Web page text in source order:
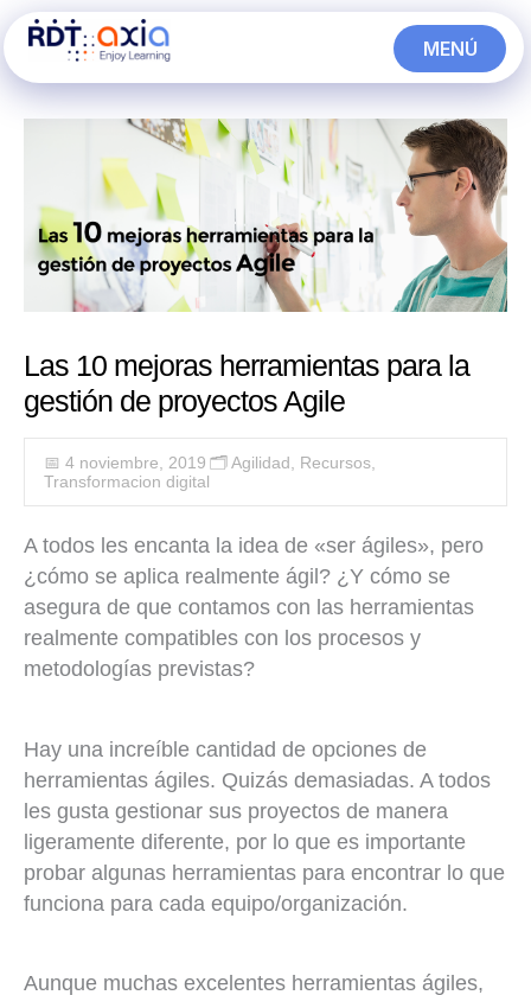
al
MENÚ
CERRAR
Las 10 mejoras herramientas para la
gestión de proyectos Agile
📅 4 noviembre, 2019 🗂️ Agilidad Recursos
Transformacion digital
A todos les encanta la idea de «ser ágiles», pero
¿cómo se aplica realmente ágil? ¿Y cómo se
asegura de que contamos con las herramientas
realmente compatibles con los procesos y
metodologías previstas?
Hay una increíble cantidad de opciones de
herramientas ágiles. Quizás demasiadas. A todos
les gusta gestionar sus proyectos de manera
ligeramente diferente, por lo que es importante
probar algunas herramientas para encontrar lo que
funciona para cada equipo/organización.
Aunque muchas excelentes herramientas ágiles,